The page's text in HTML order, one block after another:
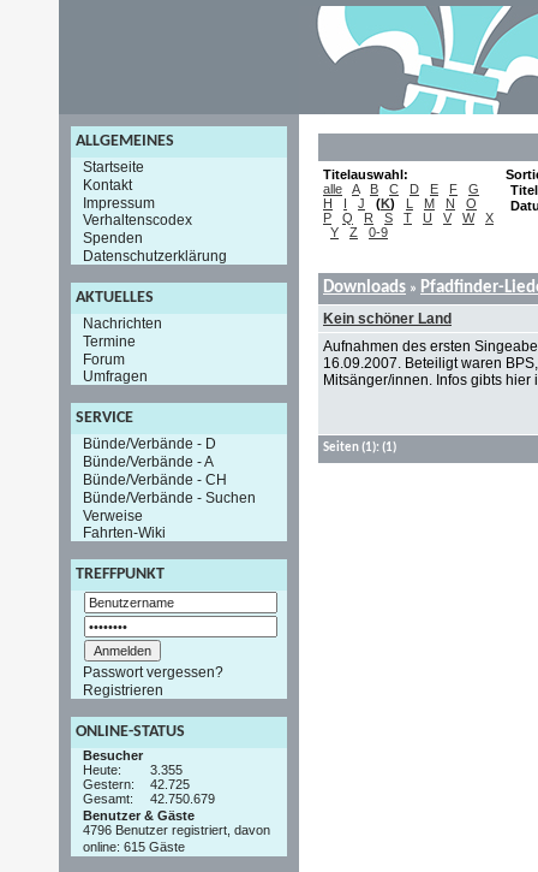
ALLGEMEINES
Startseite
Kontakt
Impressum
Verhaltenscodex
Spenden
Datenschutzerklärung
AKTUELLES
Nachrichten
Termine
Forum
Umfragen
SERVICE
Bünde/Verbände - D
Bünde/Verbände - A
Bünde/Verbände - CH
Bünde/Verbände - Suchen
Verweise
Fahrten-Wiki
TREFFPUNKT
Passwort vergessen?
Registrieren
ONLINE-STATUS
Besucher
Heute:
3.355
Gestern:
42.725
Gesamt:
42.750.679
Benutzer & Gäste
4796 Benutzer registriert, davon
online: 615 Gäste
Titelauswahl:
alle
A B C D E F
G
H
I J (K) L M N
O
P
Q R S T U V W
X
Y
Z 0-9
Titel
Downloads » Pfadfinder-
Kein schöner Land
Aufnahmen des ersten
16.09.2007. Beteiligt waren
Mitsänger/innen. Infos gibts
Seiten(1): (1)